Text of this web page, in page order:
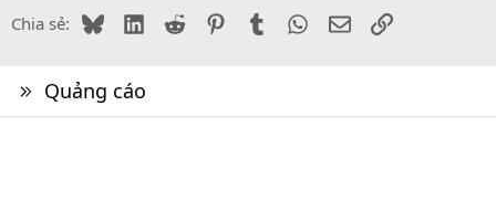
Chia sẻ: BlueskyLinkedIn
Reddit PinterestTumblr WhatsApp
EmailLink
Quảng cáo